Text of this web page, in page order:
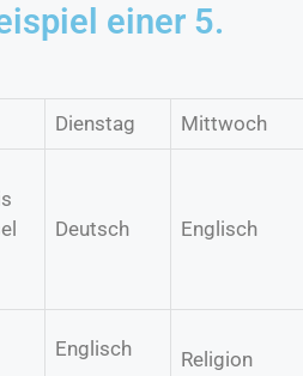
einer 5.
Dienstag Mittwoch
Deutsch
Englisch
Englisch
Religion